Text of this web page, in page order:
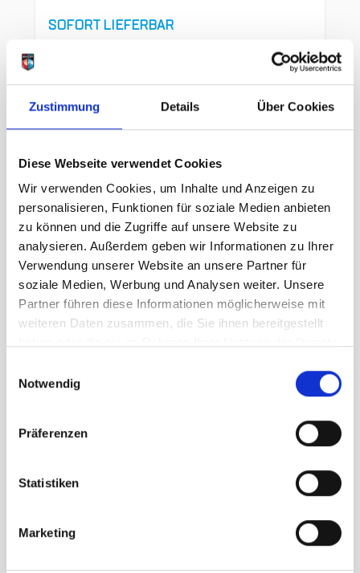
Zustimmung Details Über Cookies
Diese Webseite verwendet Cookies
Wir verwenden Cookies, um Inhalte und Anzeigen zu
personalisieren, Funktionen für soziale Medien anbieten
zu können und die Zugriffe auf unsere Website zu
analysieren. Außerdem geben wir Informationen zu Ihrer
Verwendung unserer Website an unsere Partner für
soziale Medien, Werbung und Analysen weiter. Unsere
Partner führen diese Informationen möglicherweise mit
weiteren Daten zusammen, die Sie ihnen bereitgestellt
Notwendig
Präferenzen
Statistiken
Marketing
SOFORT LIEFERBAR
LB_3642640008
Geschlecht Herren
Größe
42 42½ 43 43½
44
44½
45 45½ 46
46½
47
unser Preis ab:229,95 €
Scarpa ZG Trek GTX Herren